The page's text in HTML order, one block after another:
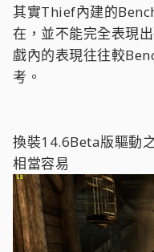
其實Thief內建的
在，並不能完全表現
戲內的表現往往較
考。
換裝14.6Beta版驅動
相當容易